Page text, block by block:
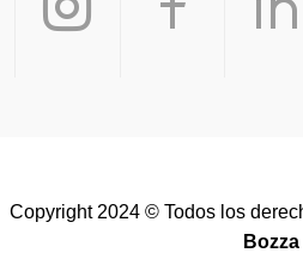
Copyright 2024 © Todos los